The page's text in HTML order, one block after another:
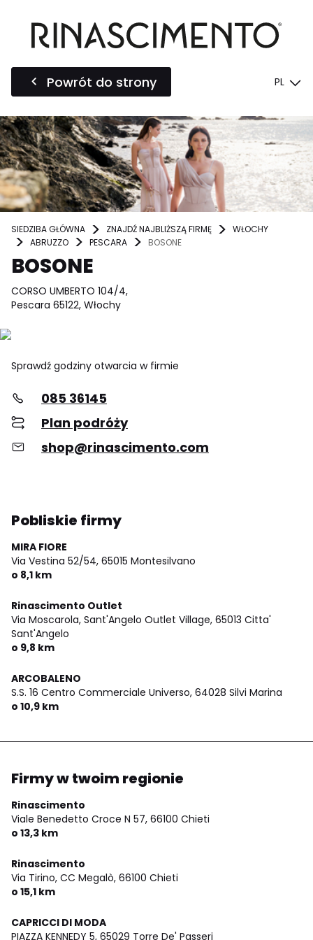
Powrót do strony PL
SIEDZIBA GŁÓWNA ZNAJDŹ NAJBLIŻSZĄ FIRMĘ
WŁOCHY
ABRUZZO
PESCARA BOSONE
BOSONE
CORSO UMBERTO 104/4,
Pescara 65122, Włochy
Sprawdź godziny otwarcia w firmie
085 36145
Plan podróży
shop@rinascimento.com
Pobliskie firmy
MIRA FIORE
Via Vestina 52/54, 65015 Montesilvano
o 8,1 km
Rinascimento Outlet
Via Moscarola, Sant'Angelo Outlet Village, 65013 Citta'
Sant'Angelo
o 9,8 km
ARCOBALENO
S.S. 16 Centro Commerciale Universo, 64028 Silvi Marina
o 10,9 km
Firmy w twoim regionie
Rinascimento
Viale Benedetto Croce N 57, 66100 Chieti
o 13,3 km
Rinascimento
Via Tirino, CC Megalò, 66100 Chieti
o 15,1 km
CAPRICCI DI MODA
PIAZZA KENNEDY 5, 65029 Torre De' Passeri